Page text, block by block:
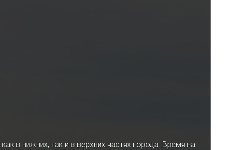
в нижних, так и в верхних частях города. Время на